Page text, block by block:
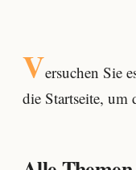
Versuchen Sie
die Startseite, um